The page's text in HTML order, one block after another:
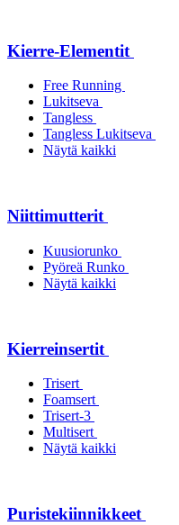
Kierre-Elementit
Free Running
Lukitseva
Tangless
Tangless Lukitseva
Näytä kaikki
Niittimutterit
Kuusiorunko
Pyöreä Runko
Näytä kaikki
Kierreinsertit
Trisert
Foamsert
Trisert-3
Multisert
Näytä kaikki
Puristekiinnikkeet